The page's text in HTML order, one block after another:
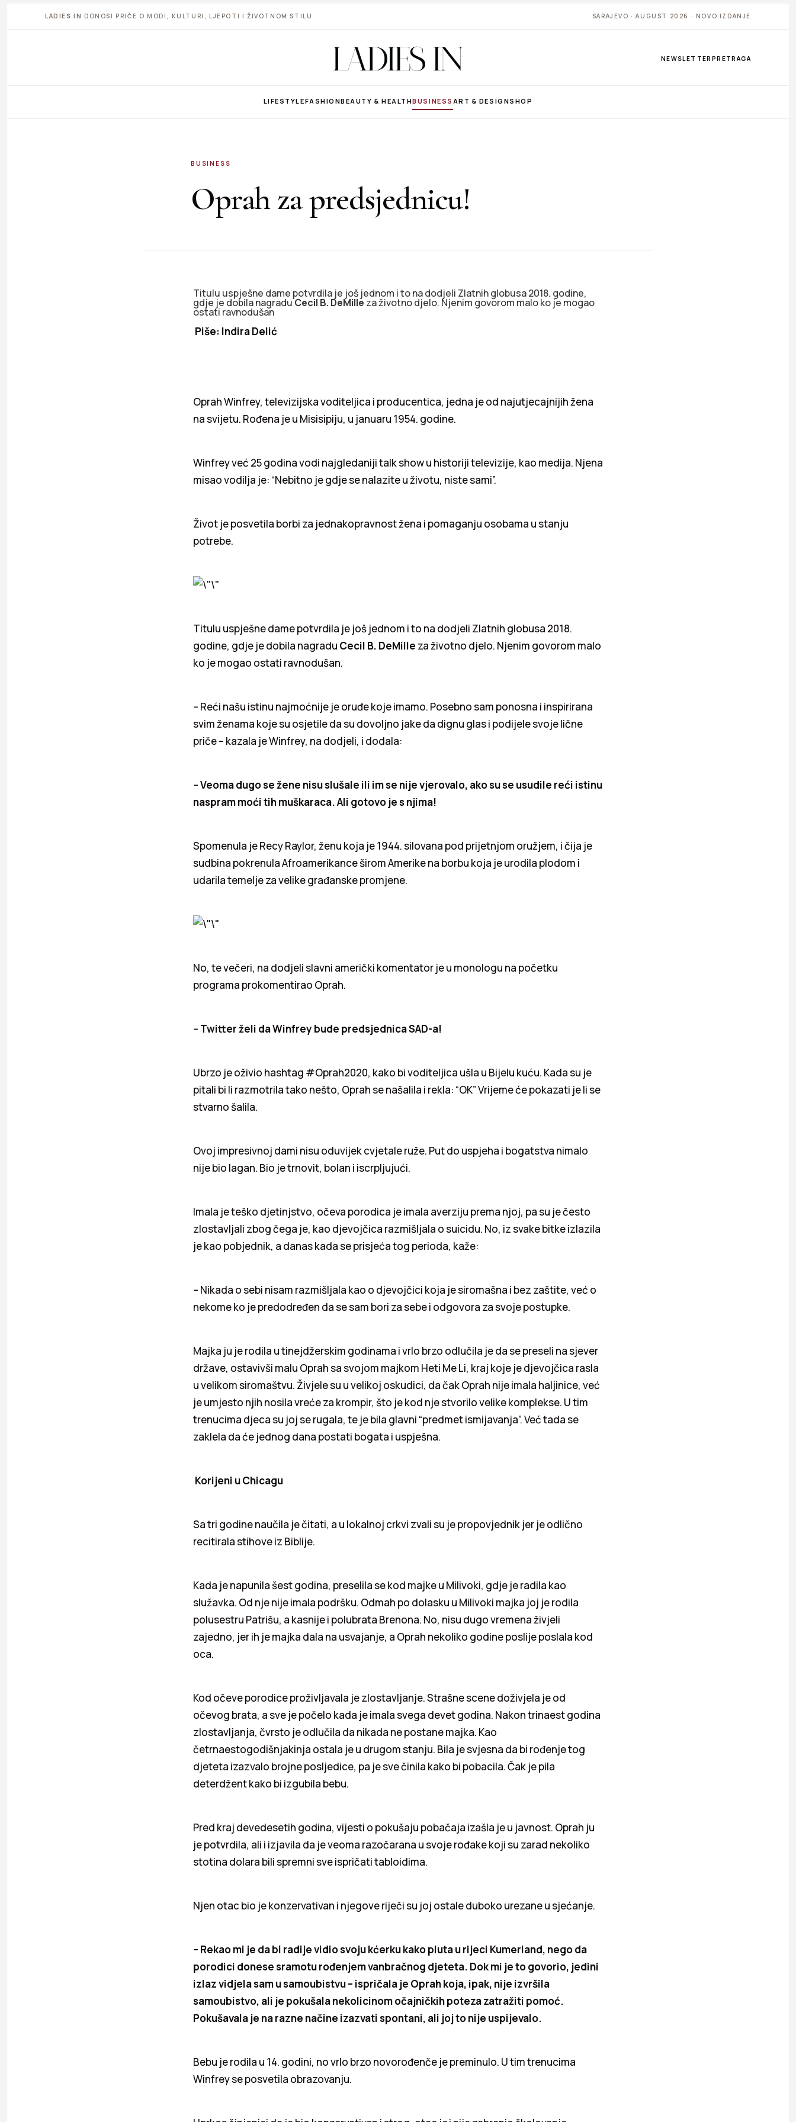
LADIES IN DONOSI PRIČE O MODI, KULTURI, LJEPOTI I ŽIVOTNOM STILU SARAJEVO · AUGUST 2026 · NOVO IZDANJE
NEWSLETTER PRETRAGA
LIFESTYLEFASHIONBEAUTY & HEALTHBUSINESS ART & DESIGNSHOP
BUSINESS
Oprah za predsjednicu!
Titulu uspješne dame potvrdila je još jednom i to na dodjeli Zlatnih globusa 2018. godine,
gdje je dobila nagraduCecil B. DeMille za životno djelo. Njenim govorom malo ko je mogao
ostati ravnodušan
Piše: Indira Delić
Oprah Winfrey, televizijska voditeljica i producentica, jedna je od najutjecajnijih žena
na svijetu. Rođena je u Misisipiju, u januaru 1954. godine.
Winfrey već 25 godina vodi najgledaniji talk show u historiji televizije, kao medija. Njena
misao vodilja je: “Nebitno je gdje se nalazite u životu, niste sami”.
Život je posvetila borbi za jednakopravnost žena i pomaganju osobama u stanju
potrebe.
Titulu uspješne dame potvrdila je još jednom i to na dodjeli Zlatnih globusa 2018.
godine, gdje je dobila nagradu Cecil B. DeMille za životno djelo. Njenim govorom malo
ko je mogao ostati ravnodušan.
– Reći našu istinu najmoćnije je oruđe koje imamo. Posebno sam ponosna i inspirirana
svim ženama koje su osjetile da su dovoljno jake da dignu glas i podijele svoje lične
priče – kazala je Winfrey, na dodjeli, i dodala:
–Veoma dugo se žene nisu slušale ili im se nije vjerovalo, ako su se usudile reći istinu
naspram moći tih muškaraca. Ali gotovo je s njima!
Spomenula je Recy Raylor, ženu koja je 1944. silovana pod prijetnjom oružjem, i čija je
sudbina pokrenula Afroamerikance širom Amerike na borbu koja je urodila plodom i
udarila temelje za velike građanske promjene.
No, te večeri, na dodjeli slavni američki komentator je u monologu na početku
programa prokomentirao Oprah.
– Twitter želi da Winfrey bude predsjednica SAD-a!
Ubrzo je oživio hashtag #Oprah2020, kako bi voditeljica ušla u Bijelu kuću. Kada su je
pitali bi li razmotrila tako nešto, Oprah se našalila i rekla: “OK” Vrijeme će pokazati je li se
stvarno šalila.
Ovoj impresivnoj dami nisu oduvijek cvjetale ruže. Put do uspjeha i bogatstva nimalo
nije bio lagan. Bio je trnovit, bolan i iscrpljujući.
Imala je teško djetinjstvo, očeva porodica je imala averziju prema njoj, pa su je često
zlostavljali zbog čega je, kao djevojčica razmišljala o suicidu. No, iz svake bitke izlazila
je kao pobjednik, a danas kada se prisjeća tog perioda, kaže:
– Nikada o sebi nisam razmišljala kao o djevojčici koja je siromašna i bez zaštite, već o
nekome ko je predodređen da se sam bori za sebe i odgovora za svoje postupke.
Majka ju je rodila u tinejdžerskim godinama i vrlo brzo odlučila je da se preseli na sjever
države, ostavivši malu Oprah sa svojom majkom Heti Me Li, kraj koje je djevojčica rasla
u velikom siromaštvu. Živjele su u velikoj oskudici, da čak Oprah nije imala haljinice, već
je umjesto njih nosila vreće za krompir, što je kod nje stvorilo velike komplekse. U tim
trenucima djeca su joj se rugala, te je bila glavni “predmet ismijavanja”. Već tada se
zaklela da će jednog dana postati bogata i uspješna.
Korijeni u Chicagu
Sa tri godine naučila je čitati, a u lokalnoj crkvi zvali su je propovjednik jer je odlično
recitirala stihove iz Biblije.
Kada je napunila šest godina, preselila se kod majke u Milivoki, gdje je radila kao
služavka. Od nje nije imala podršku. Odmah po dolasku u Milivoki majka joj je rodila
polusestru Patrišu, a kasnije i polubrata Brenona. No, nisu dugo vremena živjeli
zajedno, jer ih je majka dala na usvajanje, a Oprah nekoliko godine poslije poslala kod
oca.
Kod očeve porodice proživljavala je zlostavljanje. Strašne scene doživjela je od
očevog brata, a sve je počelo kada je imala svega devet godina. Nakon trinaest godina
zlostavljanja, čvrsto je odlučila da nikada ne postane majka. Kao
četrnaestogodišnjakinja ostala je u drugom stanju. Bila je svjesna da bi rođenje tog
djeteta izazvalo brojne posljedice, pa je sve činila kako bi pobacila. Čak je pila
deterdžent kako bi izgubila bebu.
Pred kraj devedesetih godina, vijesti o pokušaju pobačaja izašla je u javnost. Oprah ju
je potvrdila, ali i izjavila da je veoma razočarana u svoje rođake koji su zarad nekoliko
stotina dolara bili spremni sve ispričati tabloidima.
Njen otac bio je konzervativan i njegove riječi su joj ostale duboko urezane u sjećanje.
– Rekao mi je da bi radije vidio svoju kćerku kako pluta u rijeci Kumerland, nego da
porodici donese sramotu rođenjem vanbračnog djeteta. Dok mi je to govorio, jedini
izlaz vidjela sam u samoubistvu – ispričala je Oprah koja, ipak, nije izvršila
samoubistvo, ali je pokušala nekolicinom očajničkih poteza zatražiti pomoć.
Pokušavala je na razne načine izazvati spontani, ali joj to nije uspijevalo.
Bebu je rodila u 14. godini, no vrlo brzo novorođenče je preminulo. U tim trenucima
Winfrey se posvetila obrazovanju.